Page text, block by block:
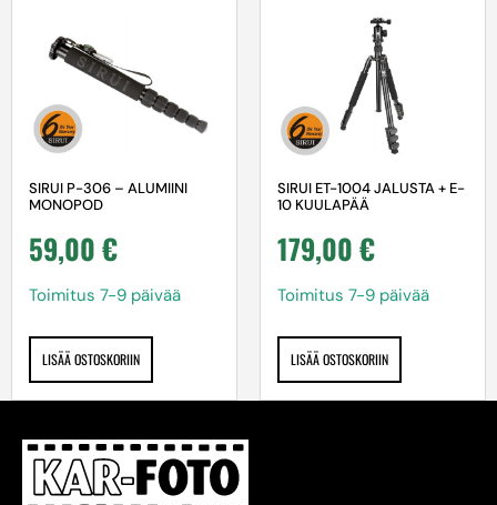
SIRUI P-306 – ALUMIINI
MONOPOD
59,00€
Toimitus 7-9 päivää
LISÄÄ OSTOSKORIIN
SIRUI ET-1004 JALUSTA + E-
10 KUULAPÄÄ
179,00€
Toimitus 7-9 päivää
LISÄÄ OSTOSKORIIN